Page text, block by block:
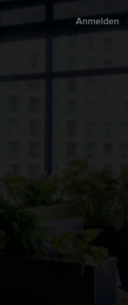
Anmelden